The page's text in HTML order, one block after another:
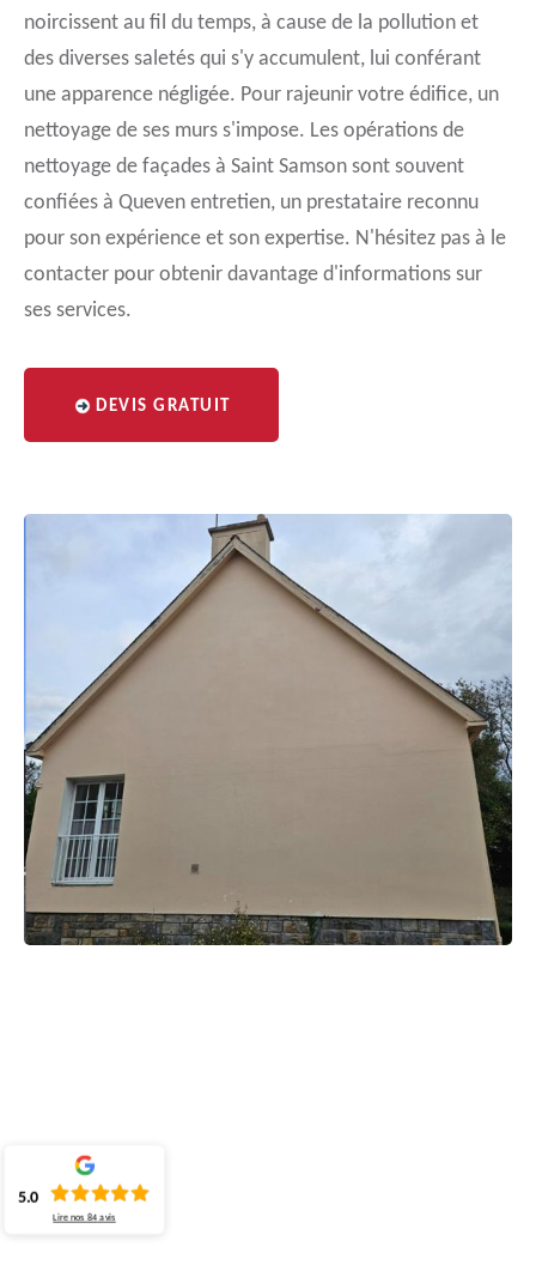
noircissent au fil du temps, à cause de la pollution et
des diverses saletés qui s'y accumulent, lui conférant
une apparence négligée. Pour rajeunir votre édifice, un
nettoyage de ses murs s'impose. Les opérations de
nettoyage de façades à Saint Samson sont souvent
confiées à Queven entretien, un prestataire reconnu
pour son expérience et son expertise. N'hésitez pas à le
contacter pour obtenir davantage d'informations sur
ses services.
DEVIS GRATUIT
5.0
Lire nos84 avis